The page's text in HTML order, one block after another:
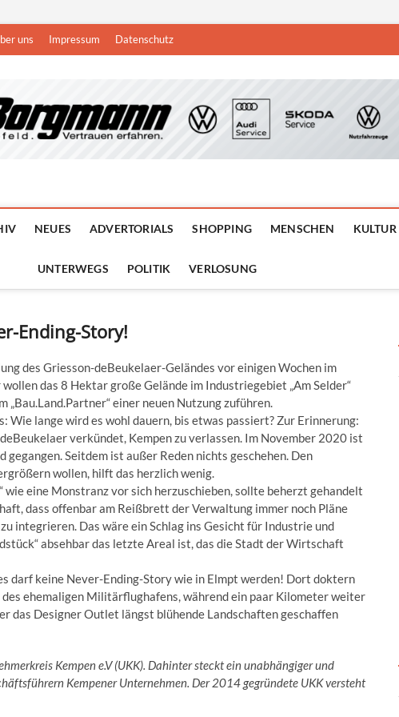
uns Impressum Datenschutz
NIEDERRHEIN
NEUES ADVERTORIALS SHOPPING MENSCHEN KULTUR
UNTERWEGS POLITIK VERLOSUNG
Ending-Story!
des Griesson-deBeukelaer-Geländes vor einigen Wochen im
das 8 Hektar große Gelände im Industriegebiet „Am Selder“
einer neuen Nutzung zuführen.
lange wird es wohl dauern, bis etwas passiert? Zur Erinnerung:
verkündet, Kempen zu verlassen. Im November 2020 ist
Seitdem ist außer Reden nichts geschehen. Den
wollen, hilft das herzlich wenig.
eine Monstranz vor sich herzuschieben, sollte beherzt gehandelt
dass offenbar am Reißbrett der Verwaltung immer noch Pläne
integrieren. Das wäre ein Schlag ins Gesicht für Industrie und
absehbar das letzte Areal ist, das die Stadt der Wirtschaft
darf keine Never-Ending-Story wie in Elmpt werden! Dort doktern
ehemaligen Militärflughafens, während ein paar Kilometer weiter
das Designer Outlet längst blühende Landschaften geschaffen
Kempen e.V (UKK). Dahinter steckt ein unabhängiger und
Kempener Unternehmen. Der 2014 gegründete UKK versteht